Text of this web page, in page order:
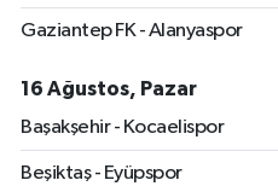
Gaziantep FK - Alanyaspor
16 Ağustos, Pazar
Başakşehir - Kocaelispor
Beşiktaş - Eyüpspor